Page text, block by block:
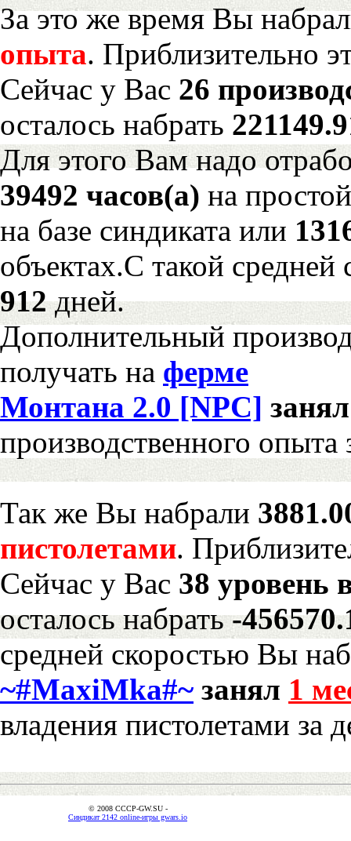
За это же время Вы
опыта. Приблизительно
Сейчас у Вас 26
осталось набрать
Для этого Вам надо
39492 часов(а) на
на базе синдиката или
объектах.С такой
912дней.
Дополнительный
получать на ферме
Монтана 2.0 [NPC]
производственного опыта
Так же Вы набрали
пистолетами.
Сейчас у Вас 38 уровень
осталось набрать-
средней скоростью Вы
~#MaxiMka#~ занял 1
владения пистолетами за
© 2008 CCCP-GW.SU -
Синдикат 2142 online-игры gwars.io